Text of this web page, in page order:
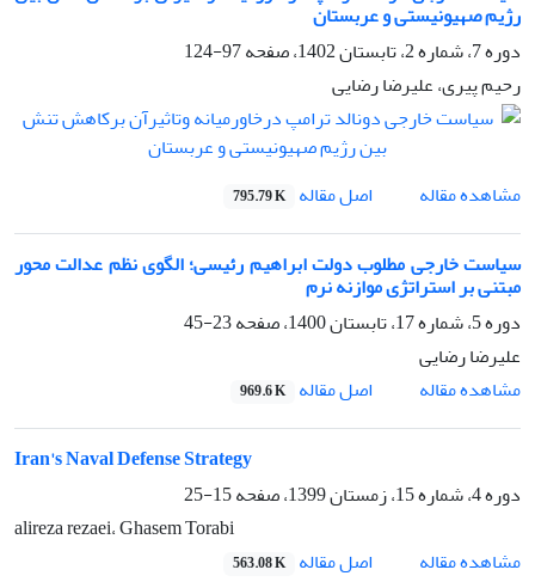
رژیم صهیونیستی و عربستان
دوره 7، شماره 2، تابستان 1402، صفحه
97-124
رحیم پیری، علیرضا رضایی
مشاهده مقاله اصل مقاله 795.79 K
سیاست خارجی مطلوب دولت ابراهیم رئیسی؛ الگوی نظم عدالت محور
مبتنی بر استراتژی موازنه نرم
دوره 5، شماره 17، تابستان 1400، صفحه
23-45
علیرضا رضایی
مشاهده مقاله
اصل مقاله 969.6 K
Iran's Naval Defense Strategy
دوره 4، شماره 15، زمستان 1399، صفحه
15-25
alireza rezaei، Ghasem Torabi
مشاهده مقاله
اصل مقاله 563.08 K